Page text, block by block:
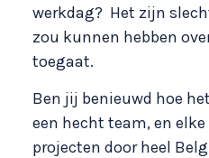
werkdag? Het zijn
zou kunnen hebben
toegaat.
Ben jij benieuwd hoe
een hecht team, en
projecten door heel